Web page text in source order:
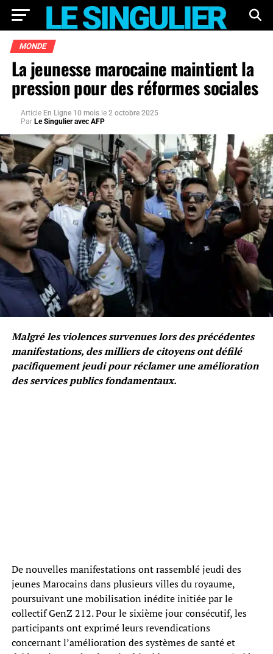
MONDE
La jeunesse marocaine maintient la
pression pour des réformes sociales
Article En Ligne 10 mois le 2 octobre 2025
Par Le Singulier avec AFP
Malgré les violences survenues lors des précédentes
manifestations, des milliers de citoyens ont défilé
pacifiquement jeudi pour réclamer une amélioration
des services publics fondamentaux.
De nouvelles manifestations ont rassemblé jeudi des
jeunes Marocains dans plusieurs villes du royaume,
poursuivant une mobilisation inédite initiée par le
collectif GenZ 212. Pour le sixième jour consécutif, les
participants ont exprimé leurs revendications
concernant l’amélioration des systèmes de santé et